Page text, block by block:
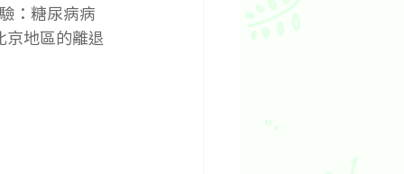
：糖尿病病
京地區的離退